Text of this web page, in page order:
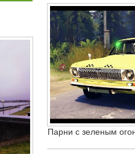
Парни с зеленым